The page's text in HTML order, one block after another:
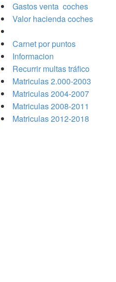
Gastos venta coches
Valor hacienda coches
Carnet por puntos
Informacion
Recurrir multas tráfico
Matriculas 2.000-2003
Matriculas 2004-2007
Matriculas 2008-2011
Matriculas 2012-2018